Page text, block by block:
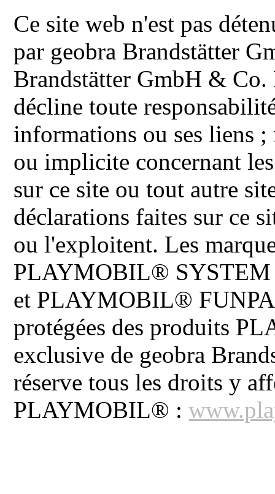
Ce site web n'est pas
par geobra Brandstätter
Brandstätter GmbH & Co.
décline toute
informations ou ses liens ;
ou implicite concernant
sur ce site ou tout autre
déclarations faites sur ce
ou l'exploitent. Les
PLAYMOBIL®
et PLAYMOBIL®
protégées des produits
exclusive de geobra
réserve tous les droits y
PLAYMOBIL® :